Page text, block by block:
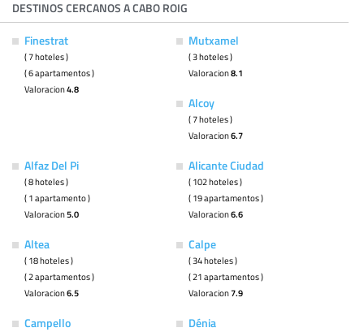
DESTINOS CERCANOS A CABO ROIG
Finestrat
( 7 hoteles )
( 6 apartamentos )
Valoracion4.8
Mutxamel
( 3 hoteles )
Valoracion8.1
Alcoy
( 7 hoteles )
Valoracion6.7
Alfaz Del Pi
( 8 hoteles )
( 1 apartamento )
Valoracion5.0
Alicante Ciudad
( 102 hoteles )
( 19 apartamentos )
Valoracion6.6
Altea
( 18 hoteles )
( 2 apartamentos )
Valoracion6.5
Calpe
( 34 hoteles )
( 21 apartamentos )
Valoracion7.9
Campello Dénia